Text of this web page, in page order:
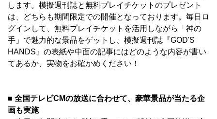
します。模擬週刊誌と無料プレイチケットのプレゼント
は、どちらも期間限定での開催となっております。毎日ロ
グインして、無料プレイチケットを活用しながら「神の
手」で魅力的な景品をゲットし、模擬週刊誌『GOD'S
HANDS』の表紙や中面の記事にはどのような内容が書い
てあるか、実物をお確かめください！
■ 全国テレビCMの放送に合わせて、豪華景品が当たる企
画も実施